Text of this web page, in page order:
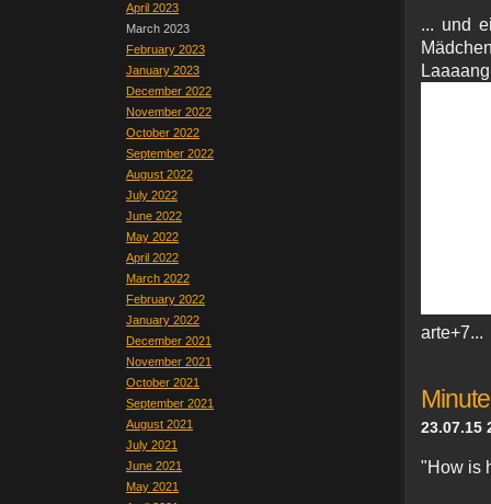
April 2023
March 2023
February 2023
January 2023
December 2022
November 2022
October 2022
September 2022
August 2022
July 2022
June 2022
May 2022
April 2022
March 2022
February 2022
January 2022
December 2021
November 2021
October 2021
September 2021
August 2021
July 2021
June 2021
May 2021
... und
arte+7...
23.07.15
"How is